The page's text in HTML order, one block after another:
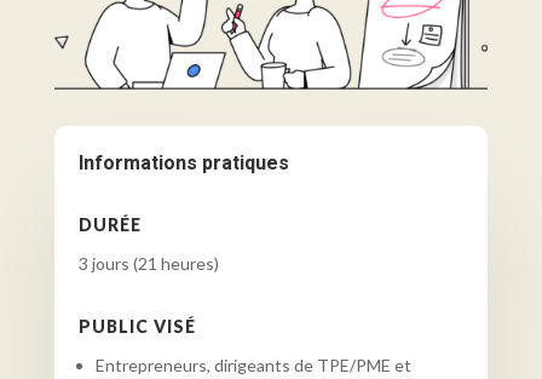
Informations pratiques
DURÉE
3 jours (21 heures)
PUBLIC VISÉ
Entrepreneurs, dirigeants de TPE/PME et